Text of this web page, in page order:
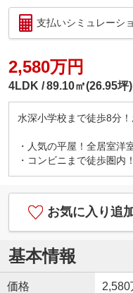
支払いシミュレーシ
2,580万円
4LDK 89.10㎡(26.95坪)
水深小学校まで徒歩8分
・人気の平屋！全居室洋
・コンビニまで徒歩圏内
お気に入り追
基本情報
価格 2,580